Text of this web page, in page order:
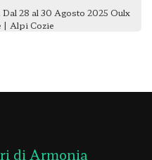
28 al 30 Agosto 2025 Oulx
| Alpi Cozie